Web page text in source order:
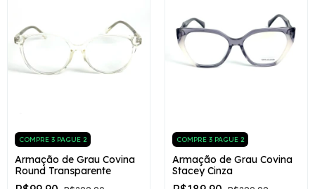
COMPRE 3 PAGUE 2
Armação de Grau Covina
Round Transparente
COMPRE 3 PAGUE 2
Armação de Grau Covina
Stacey Cinza